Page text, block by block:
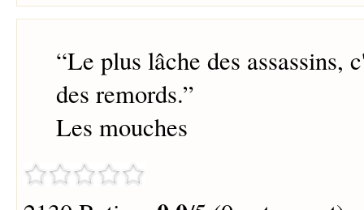
“Le plus lâche des assassins,
des remords.”
Les mouches